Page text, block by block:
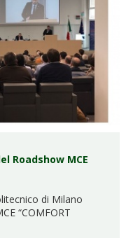
Roadshow MCE
di Milano
“COMFORT